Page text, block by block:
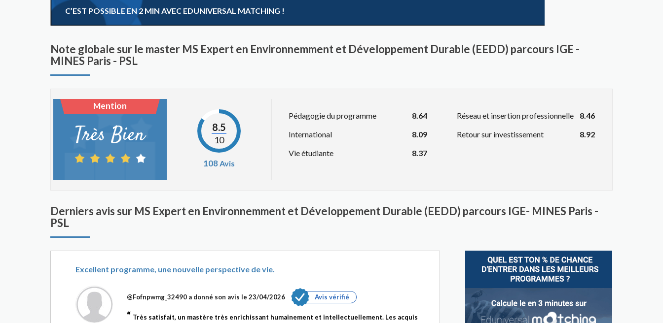
C’EST POSSIBLE EN 2 MIN AVEC EDUNIVERSAL MATCHING !
Note globale sur le master MS Expert en Environnemment et Développement Durable (EEDD) parcours IGE -
MINES Paris - PSL
Mention
Très Bien 8.5
10
108 Avis
Pédagogie du programme
8.64
International
8.09
Vie étudiante
8.37
Réseau et insertion professionnelle
8.46
Retour sur investissement
8.92
Derniers avis sur MS Expert en Environnemment et Développement Durable (EEDD) parcours IGE- MINES Paris -
PSL
Excellent programme, une nouvelle perspective de vie.
@Fofnpwmg_32490 a donné son avis le 23/04/2026 Avis vérifié
Très satisfait, un mastère très enrichissant humainement et intellectuellement. Les acquis